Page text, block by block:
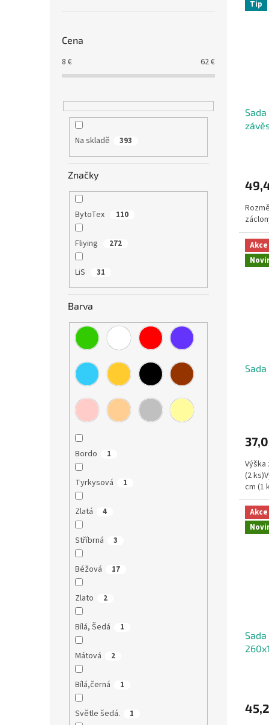
Cena
8 € 62€
Na skladě 393
Značky
BytoTex 110
Fliying 272
LiS 31
Barva
Bordo 1
Tyrkysová 1
Zlatá 4
Stříbrná 3
Béžová 17
Zlato 2
Bílá, Šedá 1
Mátová 2
Bílá,černá 1
Světle šedá. 1
pp Tip
Akce
(2
cm (1
Akce